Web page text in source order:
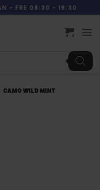
- FRE 08:30 - 19:30
CAMO WILD MINT